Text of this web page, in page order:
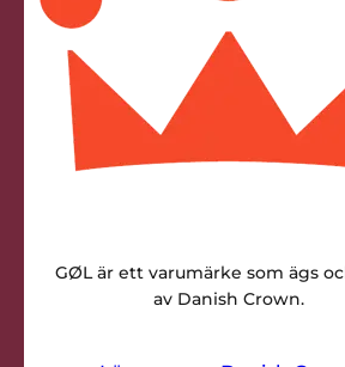
GØL är ett varumärke som ägs
av Danish Crown.